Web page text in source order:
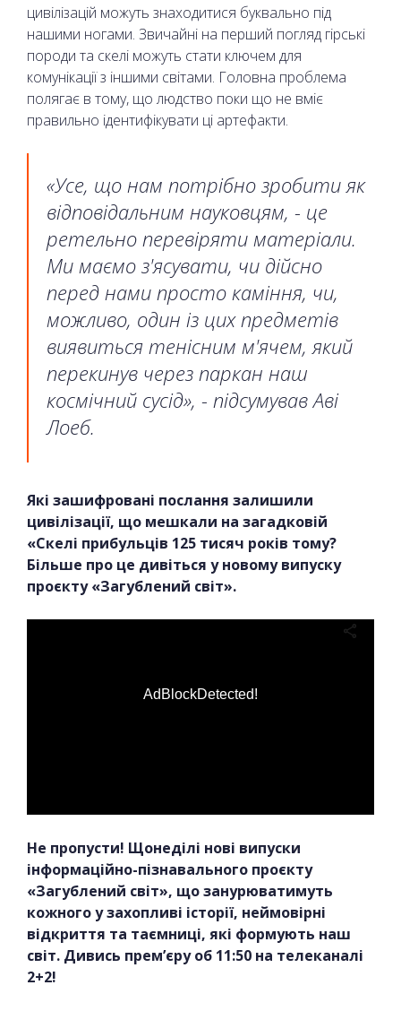
цивілізацій можуть знаходитися буквально під
нашими ногами. Звичайні на перший погляд гірські
породи та скелі можуть стати ключем для
комунікації з іншими світами. Головна проблема
полягає в тому, що людство поки що не вміє
правильно ідентифікувати ці артефакти.
«Усе, що нам потрібно зробити як
відповідальним науковцям, - це
ретельно перевіряти матеріали.
Ми маємо з'ясувати, чи дійсно
перед нами просто каміння, чи,
можливо, один із цих предметів
виявиться тенісним м'ячем, який
перекинув через паркан наш
космічний сусід», - підсумував Аві
Лоеб.
Які зашифровані послання залишили
цивілізації, що мешкали на загадковій
«Скелі прибульців 125 тисяч років тому?
Більше про це дивіться у новому випуску
проєкту «Загублений світ».
AdBlockDetected!
Не пропусти! Щонеділі нові випуски
інформаційно-пізнавального проєкту
«Загублений світ», що занурюватимуть
кожного у захопливі історії, неймовірні
відкриття та таємниці, які формують наш
світ. Дивись прем’єру об 11:50 на телеканалі
2+2!